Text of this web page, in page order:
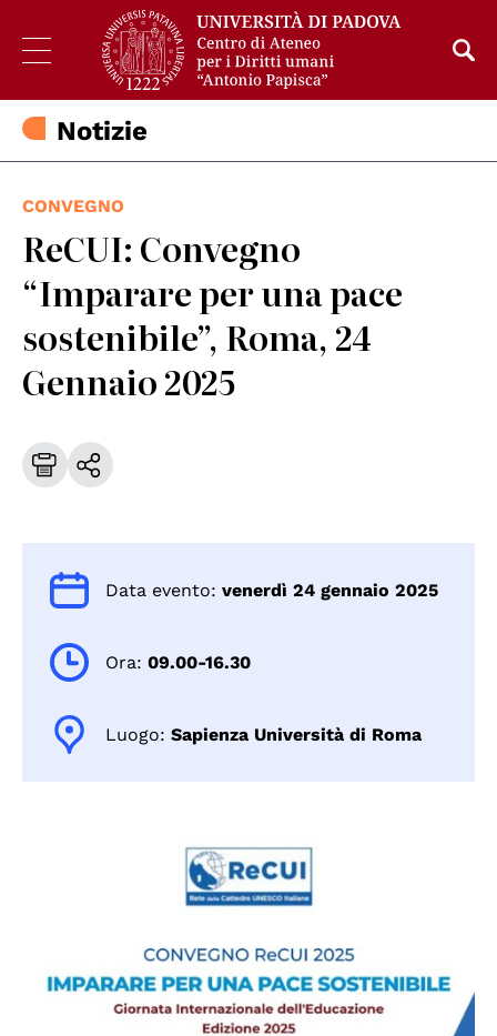
Notizie
CONVEGNO
ReCUI: Convegno
“Imparare per una pace
sostenibile”, Roma, 24
Gennaio 2025
Data evento: venerdì 24 gennaio 2025
Ora: 09.00-16.30
Luogo: Sapienza Università di Roma